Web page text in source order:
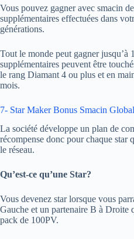
Vous pouvez gagner avec smacin
supplémentaires effectuées dans
générations.
Tout le monde peut gagner jusqu’à
supplémentaires peuvent être
le rang Diamant 4 ou plus et en
mois.
7- Star Maker Bonus Smacin Global
La société développe un plan de
récompense donc pour chaque star
le réseau.
Qu’est-ce qu’une Star?
Vous devenez star lorsque vous
Gauche et un partenaire B à Droite
pack de 100PV.